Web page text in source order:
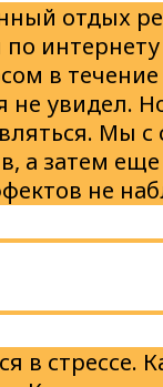
отдых
в
увидел.
Мы с
а затем
не
в стрессе.